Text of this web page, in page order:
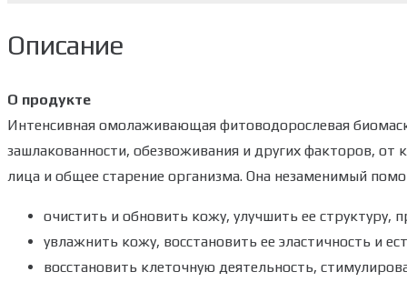
Описание
О продукте
Интенсивная омолаживающая фитоводорослевая
зашлакованности, обезвоживания и других факторов,
лица и общее старение организма. Она незаменимый
очистить и обновить кожу, улучшить ее структуру,
увлажнить кожу, восстановить ее эластичность и
восстановить клеточную деятельность,